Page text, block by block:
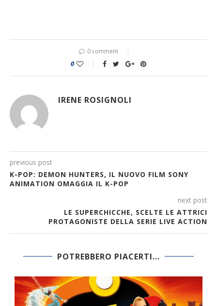
0 comment
0
IRENE ROSIGNOLI
previous post
K-POP: DEMON HUNTERS, IL NUOVO FILM SONY
ANIMATION OMAGGIA IL K-POP
next post
LE SUPERCHICCHE, SCELTE LE ATTRICI
PROTAGONISTE DELLA SERIE LIVE ACTION
POTREBBERO PIACERTI...